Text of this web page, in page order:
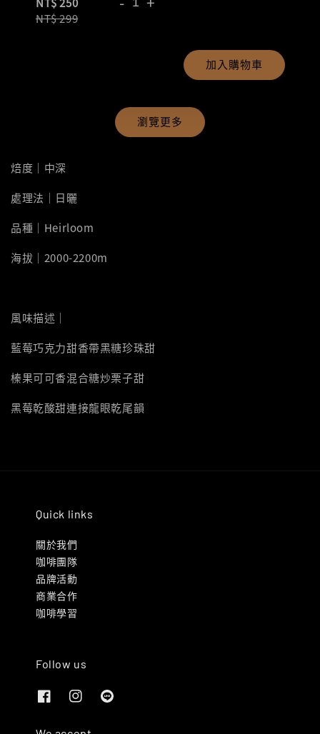
NT$ 299
加入購物車
瀏覽更多
焙度｜中深
處理法｜日曬
品種｜Heirloom
海拔｜2000-2200m
風味描述｜
藍莓巧克力甜香帶黑糖珍珠甜
榛果可可香混合糖炒栗子甜
黑莓乾酸甜連接龍眼乾尾韻
Quick links
關於我們
咖啡團隊
品牌活動
商業合作
咖啡學習
Follow us